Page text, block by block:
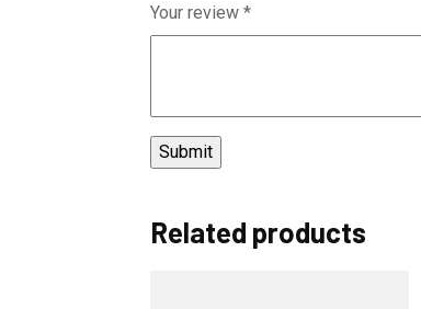
Your review *
Related products